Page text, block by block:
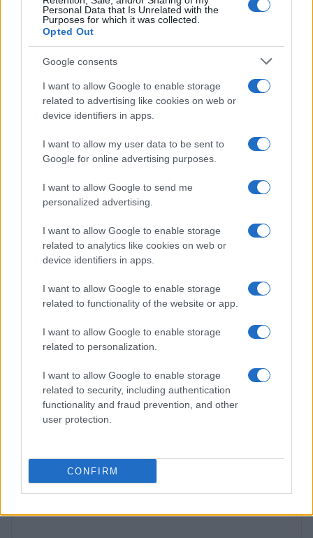
Personal Data that Is Unrelated with the
Purposes for which it was collected.
Opted Out
Google consents
I want to allow Google to enable storage
related to advertising like cookies on web or
device identifiers in apps.
I want to allow my user data to be sent to
Google for online advertising purposes.
I want to allow Google to send me
personalized advertising.
I want to allow Google to enable storage
related to analytics like cookies on web or
device identifiers in apps.
I want to allow Google to enable storage
related to functionality of the website or app.
I want to allow Google to enable storage
related to personalization.
I want to allow Google to enable storage
related to security, including authentication
functionality and fraud prevention, and other
user protection.
CONFIRM
automatizzabile su ETF, costi di negoziazione
contenuti e regime fiscale gestito. Preferire ETF
UCITS domiciliati in Ue, armonizzati, con adeguata
dimensione e negoziati su mercati liquidi. Annotare
in un sempliceinvestment policy statement
obiettivo di reddito futuro, asset allocation, regola
di ribilanciamento, aumento annuale del PAC e
condizioni per eventuale sospensione o ripresa.
Un controllo all’anno è sufficiente: verificare
scostamenti rispetto ai target, valutare se
adeguare ilPACal reddito, e confermare la rotta
senza inseguire il mercato. Coerenza, costi bassi e
consapevolezza fiscale sono il motore del piano; la
complessità è un costo, non un vantaggio,
soprattutto quando il traguardo è la sicurezza del
AUTORE
Francesca Spadaro
Francesca Spadaro ha ricostruito una catena
analista finanziaria che coordina dossier su
PMI e mercati. Laureata in economia,